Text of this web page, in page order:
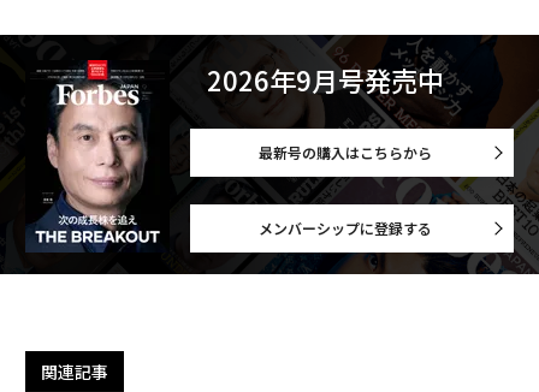
2026年9月号発売中
最新号の購入はこちらから
メンバーシップに登録する
関連記事